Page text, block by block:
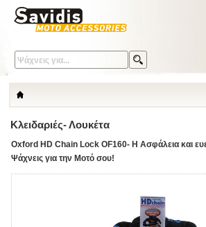
Κλειδαριές- Λουκέτα
Oxford HD Chain Lock OF160- Η Ασφάλεια και
Ψάχνεις για την Μοτό σου!